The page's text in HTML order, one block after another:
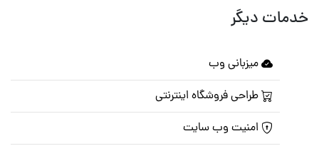
خدمات دیگر
میزبانی وب
طراحی فروشگاه اینترنتی
امنیت وب سایت